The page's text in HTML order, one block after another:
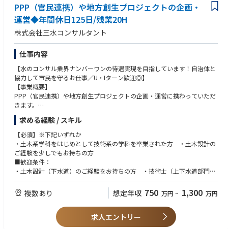
（２）通学路の安全確保の観点から交通安全対策を充実させた道路整備
の提案、安全で快適な自転車利用環境を創出した道路空間整備の提案。
※中途採用募集要項という冊子を準備しておりますので、選考時にお渡し
させて頂きます。
PPP（官民連携）や地方創生プロジェクトの企画・
運営◆年間休日125日/残業20H
株式会社三水コンサルタント
仕事内容
【水のコンサル業界ナンバーワンの待遇実現を目指しています！自治体と
協力して市民を守るお仕事／U・Iターン歓迎◎】
【事業概要】
PPP（官民連携）や地方創生プロジェクトの企画・運営に携わっていただ
きます。
【業務内容】
■上下水道事業などのプロジェクト管理・施工管理（プロジェクトマネジ
ャー）
■上下水道事業などの公共工事に関する技術提案、工事計画、受注案件等
■官公庁（主に地方自治体）、民間企業等ステークホルダーとの折衝
●官側のアドバイザー
・導入可能性調査、事業者選定支援等
モニタリング・経営判断・事業マネジメントの支援
●民間事業者として参画
・更新計画、詳細設計、工事監理
＋
維持管理と更新を起点とした事業マネジメントを主導
求める経験 / スキル
【必須】※下記いずれか
・土木系学科をはじめとして技術系の学科を卒業された方 ・土木設計の
ご経験を少しでもお持ちの方
■歓迎条件：
・土木設計（下水道）のご経験をお持ちの方 ・技術士（上下水道部門）
またはRCCM等の資格者
・監理技術者資格(土木、建築、機械器具設置、電気、水道施設、管工事な
ど)
・電気主任技術者
・水道技術管理者、水道（浄水、管路）施設管理技士、給水装置工事主任
複数あり 想定年収 750 万円 ~ 1,300 万円
求人エントリー